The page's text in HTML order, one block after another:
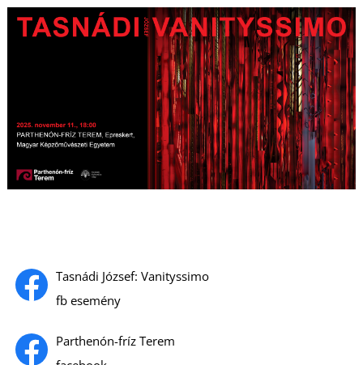
Tasnádi József: Vanityssimo
fb esemény
Parthenón-fríz Terem